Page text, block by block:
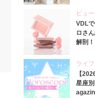
ビュ
VDL
ロさ
解剖！
ライ
【
星座